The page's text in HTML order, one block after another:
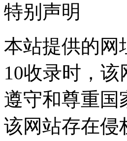
特别声明
本站提供的网
10收录时，
遵守和尊重国
该网站存在侵